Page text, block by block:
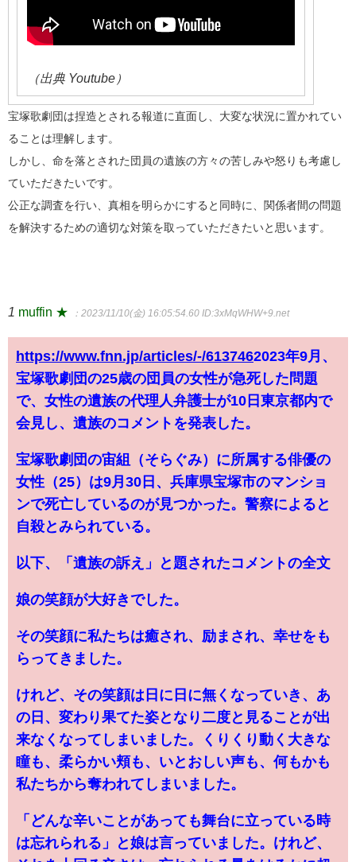
（出典 Youtube）
宝塚歌劇団は捏造とされる報道に直面し、大変な状況に置かれてい
ることは理解します。
しかし、命を落とされた団員の遺族の方々の苦しみや怒りも考慮し
ていただきたいです。
公正な調査を行い、真相を明らかにすると同時に、関係者間の問題
を解決するための適切な対策を取っていただきたいと思います。
1 muffin ★ ：2023/11/10(金) 16:05:54.60 ID:3xMqWHW+9.net
https://www.fnn.jp/articles/-/6137462023年9月、
宝塚歌劇団の25歳の団員の女性が急死した問題
で、女性の遺族の代理人弁護士が10日東京都内で
会見し、遺族のコメントを発表した。
宝塚歌劇団の宙組（そらぐみ）に所属する俳優の
女性（25）は9月30日、兵庫県宝塚市のマンショ
ンで死亡しているのが見つかった。警察によると
自殺とみられている。
以下、「遺族の訴え」と題されたコメントの全文
娘の笑顔が大好きでした。
その笑顔に私たちは癒され、励まされ、幸せをも
らってきました。
けれど、その笑顔は日に日に無くなっていき、あ
の日、変わり果てた姿となり二度と見ることが出
来なくなってしまいました。くりくり動く大きな
瞳も、柔らかい頬も、いとおしい声も、何もかも
私たちから奪われてしまいました。
「どんな辛いことがあっても舞台に立っている時
は忘れられる」と娘は言っていました。けれど、